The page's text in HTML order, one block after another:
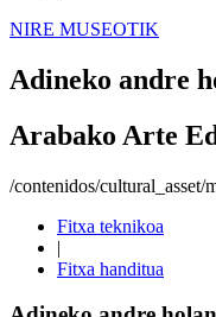
NIRE MUSEOTIK
Adineko andre
Arabako Arte
/contenidos/cultural_asset/
Fitxa teknikoa
|
Fitxa handitua